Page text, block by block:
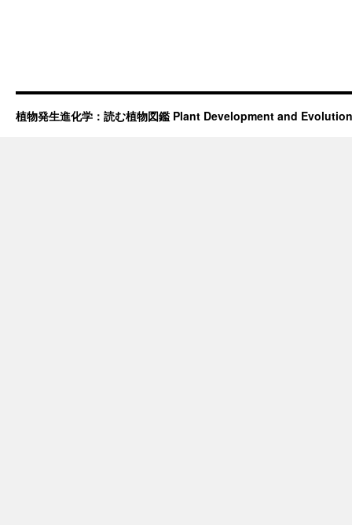
植物発生進化学：読む植物図鑑 Plant Development and Evolution